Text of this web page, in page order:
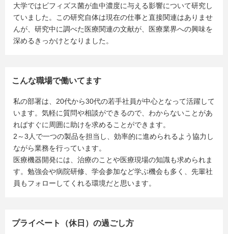
大学ではビフィズス菌が血中濃度に与える影響について研究し
ていました。この研究自体は現在の仕事と直接関連はありませ
んが、研究中に調べた医療関連の文献が、医療業界への興味を
深めるきっかけとなりました。
こんな職場で働いてます
私の部署は、20代から30代の若手社員が中心となって活躍して
います。気軽に質問や相談ができるので、わからないことがあ
ればすぐに周囲に助けを求めることができます。
2～3人で一つの製品を担当し、効率的に進められるよう協力し
ながら業務を行っています。
医療機器開発には、治療のことや医療現場の知識も求められま
す。勉強会や病院研修、学会参加など学ぶ機会も多く、先輩社
員もフォローしてくれる環境だと思います。
プライベート（休日）の過ごし方